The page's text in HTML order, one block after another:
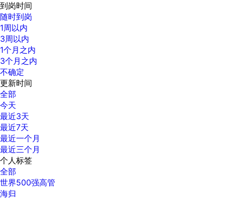
到岗时间
随时到岗
1周以内
3周以内
1个月之内
3个月之内
不确定
更新时间
全部
今天
最近3天
最近7天
最近一个月
最近三个月
个人标签
全部
世界500强高管
海归